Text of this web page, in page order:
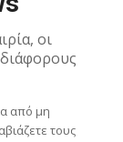
οι
από μη
τους